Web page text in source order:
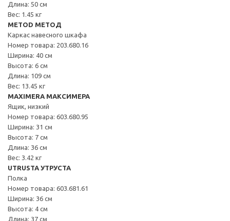
Длина: 50 см
Вес: 1.45 кг
METOD МЕТОД
Каркас навесного шкафа
Номер товара: 203.680.16
Ширина: 40 см
Высота: 6 см
Длина: 109 см
Вес: 13.45 кг
MAXIMERA МАКСИМЕРА
Ящик, низкий
Номер товара: 603.680.95
Ширина: 31 см
Высота: 7 см
Длина: 36 см
Вес: 3.42 кг
UTRUSTA УТРУСТА
Полка
Номер товара: 603.681.61
Ширина: 36 см
Высота: 4 см
Длина: 37 см